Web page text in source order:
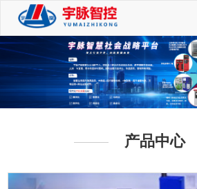
产品中心